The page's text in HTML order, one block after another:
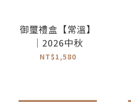
御璽禮盒【常溫】
｜2026中秋
NT$1,580